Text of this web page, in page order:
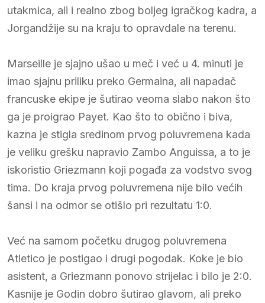
utakmica, ali i realno zbog boljeg igračkog kadra, a
Jorgandžije su na kraju to opravdale na terenu.
Marseille je sjajno ušao u meč i već u 4. minuti je
imao sjajnu priliku preko Germaina, ali napadač
francuske ekipe je šutirao veoma slabo nakon što
ga je proigrao Payet. Kao što to obično i biva,
kazna je stigla sredinom prvog poluvremena kada
je veliku grešku napravio Zambo Anguissa, a to je
iskoristio Griezmann koji pogađa za vodstvo svog
tima. Do kraja prvog poluvremena nije bilo većih
šansi i na odmor se otišlo pri rezultatu 1:0.
Već na samom početku drugog poluvremena
Atletico je postigao i drugi pogodak. Koke je bio
asistent, a Griezmann ponovo strijelac i bilo je 2:0.
Kasnije je Godin dobro šutirao glavom, ali preko